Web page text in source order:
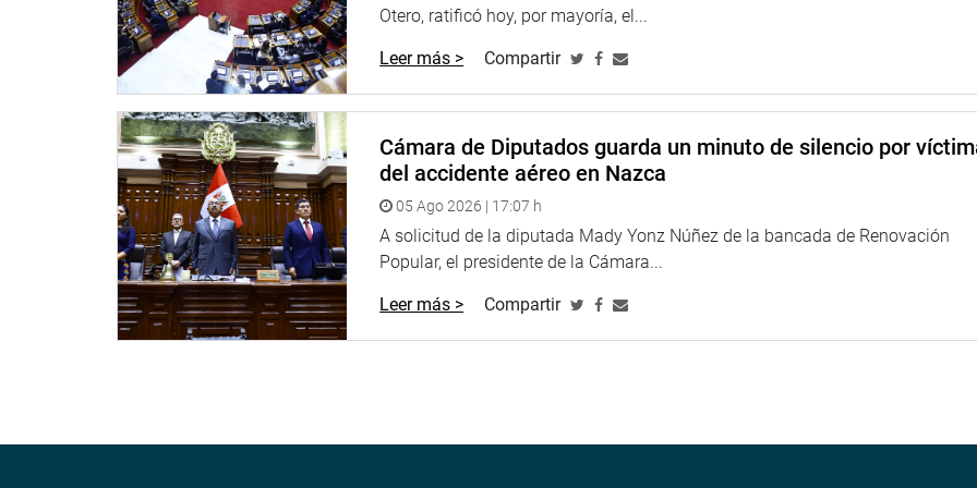
Otero, ratificó hoy, por mayoría, el...
Leer más > Compartir
Cámara de Diputados guarda un minuto de silencio por
del accidente aéreo en Nazca
05 Ago 2026 | 17:07 h
A solicitud de la diputada Mady Yonz Núñez de la bancada de Renovación
Popular, el presidente de la Cámara...
Leer más > Compartir